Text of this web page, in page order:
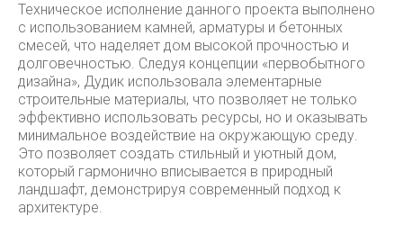
Техническое исполнение данного проекта выполнено
с использованием камней, арматуры и бетонных
смесей, что наделяет дом высокой прочностью и
долговечностью. Следуя концепции «первобытного
дизайна», Дудик использовала элементарные
строительные материалы, что позволяет не только
эффективно использовать ресурсы, но и оказывать
минимальное воздействие на окружающую среду.
Это позволяет создать стильный и уютный дом,
который гармонично вписывается в природный
ландшафт, демонстрируя современный подход к
архитектуре.